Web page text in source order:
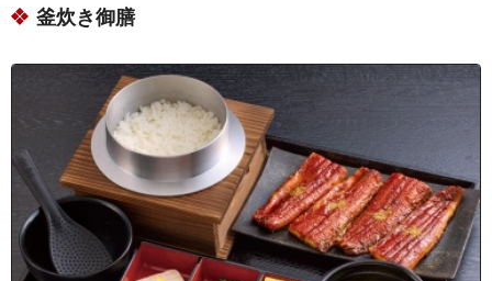
茨城県つくば市中山
茨城県つくば市桜が丘
茨城県つくば市稲荷川
茨城県つくば市北中島
茨城県つくば市市之台
茨城県つくば市高野台１丁目
茨城県つくば市高野台２丁目
釜炊き御膳